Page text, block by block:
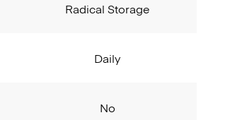
Radical Storage
Daily
No